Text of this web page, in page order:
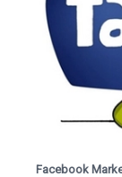
Facebook